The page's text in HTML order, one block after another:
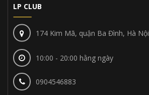
LP CLUB
174 Kim Mã, quận Ba Đình, Hà Nội
10:00 - 20:00 hằng ngày
0904546883